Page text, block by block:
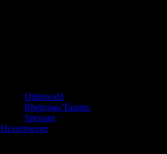
Odenwald
Rheingau/Taunus
Spessart
Hessenwege